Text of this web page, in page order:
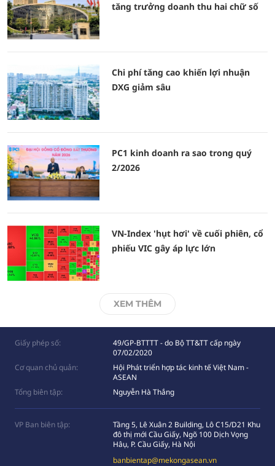
tăng trưởng doanh thu hai chữ số
Chi phí tăng cao khiến lợi nhuận
DXG giảm sâu
PC1 kinh doanh ra sao trong quý
2/2026
VN-Index 'hụt hơi' về cuối phiên, cổ
phiếu VIC gây áp lực lớn
XEM THÊM
Giấy phép số:
49/GP-BTTTT - do Bộ TT&TT cấp ngày
07/02/2020
Cơ quan chủ quản:
Hội Phát triển hợp tác kinh tế Việt Nam -
ASEAN
Tổng biên tập:
Nguyễn Hà Thắng
VP Ban biên tập:
Tầng 5, Lê Xuân 2 Building, Lô C15/D21 Khu
đô thị mới Cầu Giấy, Ngõ 100 Dịch Vọng
Hâụ, P. Cầu Giấy, Hà Nội
banbientap@mekongasean.vn